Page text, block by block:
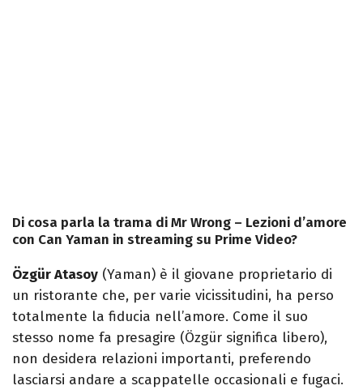
Di cosa parla la trama di Mr Wrong – Lezioni d’amore
con Can Yaman in streaming su Prime Video?
Özgür Atasoy (Yaman) è il giovane proprietario di
un ristorante che, per varie vicissitudini, ha perso
totalmente la fiducia nell’amore. Come il suo
stesso nome fa presagire (Özgür significa libero),
non desidera relazioni importanti, preferendo
lasciarsi andare a scappatelle occasionali e fugaci.